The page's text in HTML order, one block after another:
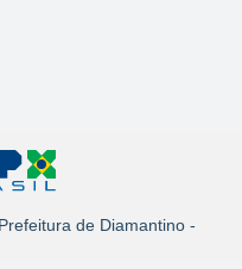
de Diamantino -